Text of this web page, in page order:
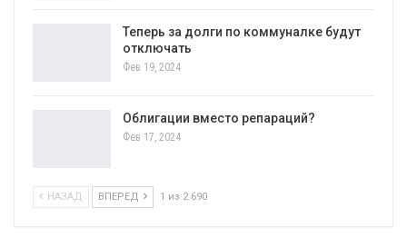
Теперь за долги по коммуналке будут
отключать
Фев 19, 2024
Облигации вместо репараций?
Фев 17, 2024
НАЗАД ВПЕРЕД 1 из 2 690